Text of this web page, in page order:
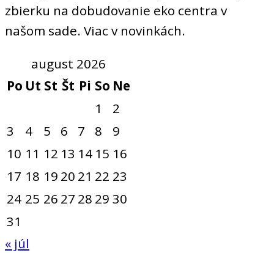
zbierku na dobudovanie eko centra v
našom sade. Viac v novinkách.
august 2026
Po Ut St Št Pi So Ne
1
2
3
4 5 6 7 8
9
10 11 12 13 14 15 16
17 18 19 20 21 22 23
24 25 26 27 28 29 30
31
« júl